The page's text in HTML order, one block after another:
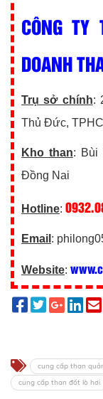
CÔNG TY
DOANH
Trụ sở chính:
Thủ Đức,
Kho than: Bùi
Đồng Nai
Hotline:
Email :
Website:
cung cấp than
cung cấp than đốt lò hơi